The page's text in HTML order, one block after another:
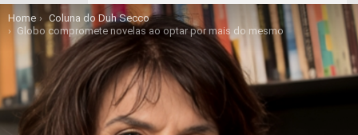
You are here:
Home
Coluna do Duh Secco
Globo compromete novelas ao optar por mais do mesmo